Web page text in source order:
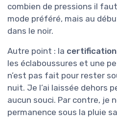
combien de pressions il
mode préféré, mais au
dans le noir.
Autre point : la certification
les éclaboussures et une
n’est pas fait pour rester
nuit. Je l’ai laissée dehors
aucun souci. Par contre, je
permanence sous la pluie